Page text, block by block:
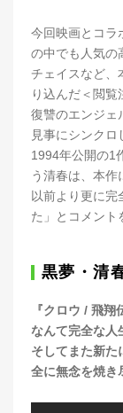
今回映画とコラ
の中でも人気の
チェイスなど、
り込んだ＜閲覧
復讐のエンジェ
見事にシンクロ
1994年公開の1
う清春は、本作
以前より更に完
た」とコメント
黒夢・清
『クロウ / 飛
なんて完全な人
そしてまた新た
全に無念を焼き